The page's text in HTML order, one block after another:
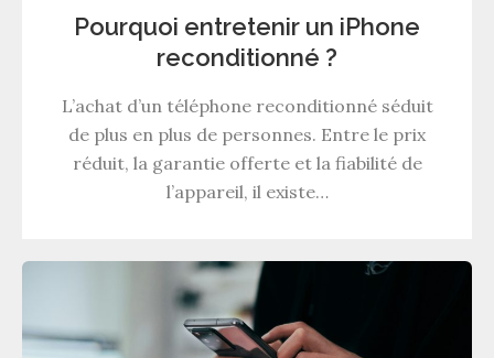
Pourquoi entretenir un iPhone
reconditionné ?
L’achat d’un téléphone reconditionné séduit
de plus en plus de personnes. Entre le prix
réduit, la garantie offerte et la fiabilité de
l’appareil, il existe…